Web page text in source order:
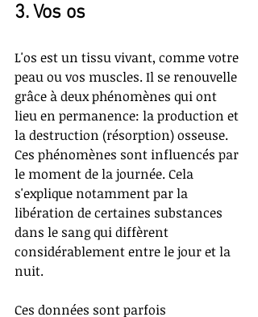
3. Vos os
L'os est un tissu vivant, comme votre
peau ou vos muscles. Il se renouvelle
grâce à deux phénomènes qui ont
lieu en permanence: la production et
la destruction (résorption) osseuse.
Ces phénomènes sont influencés par
le moment de la journée. Cela
s'explique notamment par la
libération de certaines substances
dans le sang qui diffèrent
considérablement entre le jour et la
nuit.
Ces données sont parfois